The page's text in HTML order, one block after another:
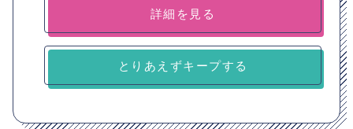
詳細を見る
とりあえずキープする